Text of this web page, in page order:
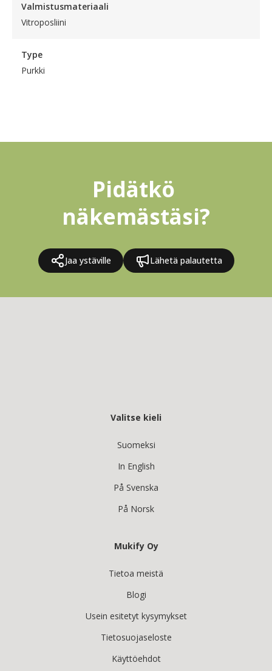
Valmistusmateriaali
Vitroposliini
Type
Purkki
Pidätkö
näkemästäsi?
Jaa ystäville Lähetä palautetta
Valitse kieli
Suomeksi
In English
På Svenska
På Norsk
Mukify Oy
Tietoa meistä
Blogi
Usein esitetyt kysymykset
Tietosuojaseloste
Käyttöehdot